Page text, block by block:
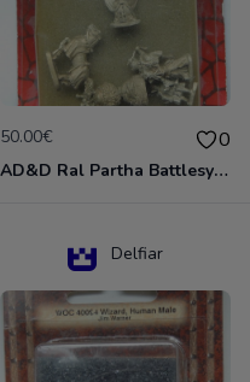
50.00€ 0
AD&D Ral Partha Battlesystem Villains/Forgotten Realms 11-955 Miniatures
Delfiar